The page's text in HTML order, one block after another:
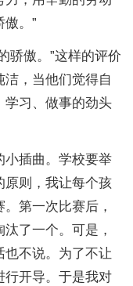
。”
骄傲。”这样的评价
，当他们觉得自
学习、做事的劲头
小插曲。学校要举
原则，我让每个孩
第一次比赛后，
了一个。可是，
也不说。为了不让
行开导。于是我对